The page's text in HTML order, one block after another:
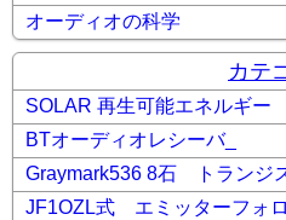
オーディオの科学
カテ
SOLAR 再生可能エネルギー
BTオーディオレシーバ_
Graymark536 8石 トランジ
JF1OZL式 エミッターフォ